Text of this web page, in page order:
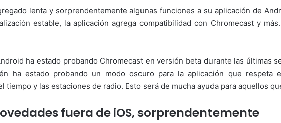
lenta y sorprendentemente algunas funciones a su aplicación de
estable, la aplicación agrega compatibilidad con Chromecast y
ha estado probando Chromecast en versión beta durante las últimas
ha estado probando un modo oscuro para la aplicación que
tiempo y las estaciones de radio. Esto será de mucha ayuda para aquellos
fuera de iOS, sorprendentemente